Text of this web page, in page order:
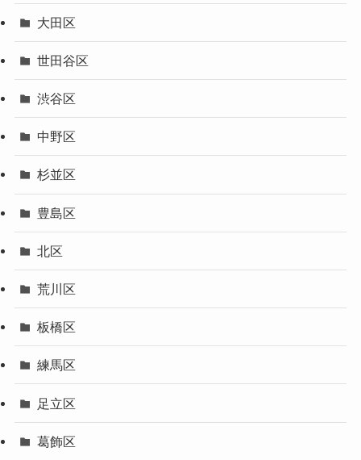
大田区
世田谷区
渋谷区
中野区
杉並区
豊島区
北区
荒川区
板橋区
練馬区
足立区
葛飾区